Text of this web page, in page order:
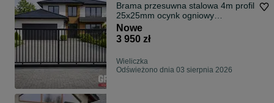
Brama przesuwna stalowa 4m profil
25x25mm ocynk ogniowy
PRODUCENT!
Nowe
3 950 zł
Wieliczka
Odświeżono dnia 03 sierpnia 2026